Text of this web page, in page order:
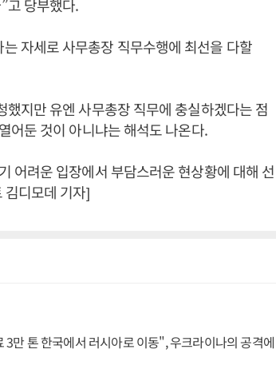
고 당부했다.
자세로 사무총장 직무수행에 최선을 다할
지만 유엔 사무총장 직무에 충실하겠다는 점
어둔 것이 아니냐는 해석도 나온다.
어려운 입장에서 부담스러운 현상황에 대해 선
김디모데 기자]
만 톤 한국에서 러시아로 이동", 우크라이나의 공격에